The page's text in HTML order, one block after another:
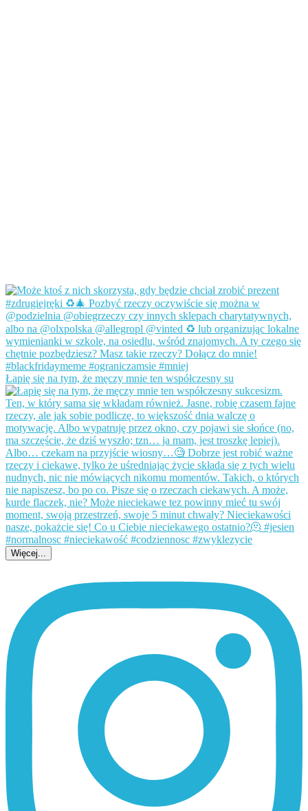
Łapię się na tym, że męczy mnie ten współczesny su
Więcej...